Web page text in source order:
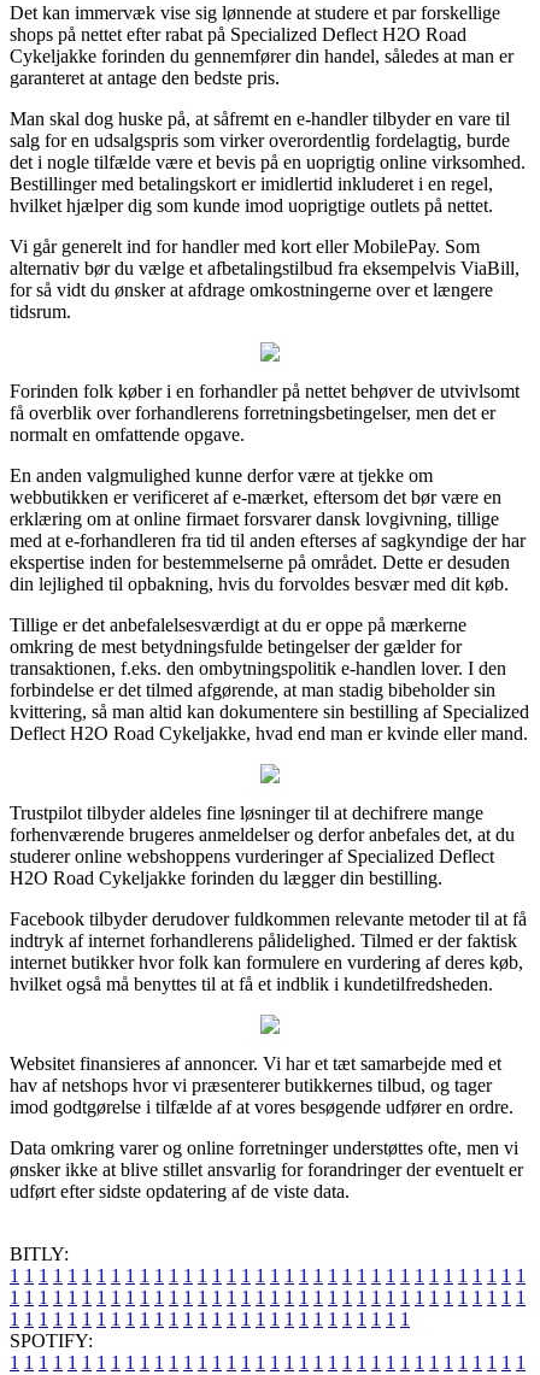
Det kan immervæk vise sig lønnende at studere et par forskellige
shops på nettet efter rabat på Specialized Deflect H2O Road
Cykeljakke forinden du gennemfører din handel, således at man er
garanteret at antage den bedste pris.
Man skal dog huske på, at såfremt en e-handler tilbyder en vare til
salg for en udsalgspris som virker overordentlig fordelagtig, burde
det i nogle tilfælde være et bevis på en uoprigtig online virksomhed.
Bestillinger med betalingskort er imidlertid inkluderet i en regel,
hvilket hjælper dig som kunde imod uoprigtige outlets på nettet.
Vi går generelt ind for handler med kort eller MobilePay. Som
alternativ bør du vælge et afbetalingstilbud fra eksempelvis ViaBill,
for så vidt du ønsker at afdrage omkostningerne over et længere
tidsrum.
Forinden folk køber i en forhandler på nettet behøver de utvivlsomt
få overblik over forhandlerens forretningsbetingelser, men det er
normalt en omfattende opgave.
En anden valgmulighed kunne derfor være at tjekke om
webbutikken er verificeret af e-mærket, eftersom det bør være en
erklæring om at online firmaet forsvarer dansk lovgivning, tillige
med at e-forhandleren fra tid til anden efterses af sagkyndige der har
ekspertise inden for bestemmelserne på området. Dette er desuden
din lejlighed til opbakning, hvis du forvoldes besvær med dit køb.
Tillige er det anbefalelsesværdigt at du er oppe på mærkerne
omkring de mest betydningsfulde betingelser der gælder for
transaktionen, f.eks. den ombytningspolitik e-handlen lover. I den
forbindelse er det tilmed afgørende, at man stadig bibeholder sin
kvittering, så man altid kan dokumentere sin bestilling af Specialized
Deflect H2O Road Cykeljakke, hvad end man er kvinde eller mand.
Trustpilot tilbyder aldeles fine løsninger til at dechifrere mange
forhenværende brugeres anmeldelser og derfor anbefales det, at du
studerer online webshoppens vurderinger af Specialized Deflect
H2O Road Cykeljakke forinden du lægger din bestilling.
Facebook tilbyder derudover fuldkommen relevante metoder til at få
indtryk af internet forhandlerens pålidelighed. Tilmed er der faktisk
internet butikker hvor folk kan formulere en vurdering af deres køb,
hvilket også må benyttes til at få et indblik i kundetilfredsheden.
Websitet finansieres af annoncer. Vi har et tæt samarbejde med et
hav af netshops hvor vi præsenterer butikkernes tilbud, og tager
imod godtgørelse i tilfælde af at vores besøgende udfører en ordre.
Data omkring varer og online forretninger understøttes ofte, men vi
ønsker ikke at blive stillet ansvarlig for forandringer der eventuelt er
udført efter sidste opdatering af de viste data.
BITLY:
1 1 1 1 1 1 1 1 1 1 1 1 1 1 1 1 1 1 1 1 1 1 1 1 1 1 1 1 1 1 1 1 1 1 1 1
1 1 1 1 1 1 1 1 1 1 1 1 1 1 1 1 1 1 1 1 1 1 1 1 1 1 1 1 1 1 1 1 1 1 1 1
1 1 1 1 1 1 1 1 1 1 1 1 1 1 1 1 1 1 1 1 1 1 1 1 1 1 1 1
SPOTIFY:
1 1 1 1 1 1 1 1 1 1 1 1 1 1 1 1 1 1 1 1 1 1 1 1 1 1 1 1 1 1 1 1 1 1 1 1